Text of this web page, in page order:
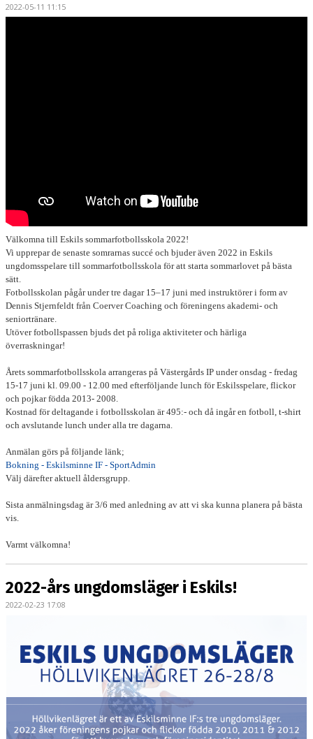
2022-05-11 11:15
Välkomna till Eskils sommarfotbollsskola 2022!
Vi upprepar de senaste somrarnas succé och bjuder även 2022 in Eskils
ungdomsspelare till sommarfotbollsskola för att starta sommarlovet på bästa
sätt.
Fotbollsskolan pågår under tre dagar 15–17 juni med instruktörer i form av
Dennis Stjernfeldt från Coerver Coaching och föreningens akademi- och
seniortränare.
Utöver fotbollspassen bjuds det på roliga aktiviteter och härliga
överraskningar!
Årets sommarfotbollsskola arrangeras på Västergårds IP under onsdag - fredag
15-17 juni kl. 09.00 - 12.00 med efterföljande lunch för Eskilsspelare, flickor
och pojkar födda 2013- 2008.
Kostnad för deltagande i fotbollsskolan är 495:- och då ingår en fotboll, t-shirt
och avslutande lunch under alla tre dagarna.
Anmälan görs på följande länk;
Bokning - Eskilsminne IF - SportAdmin
Välj därefter aktuell åldersgrupp.
Sista anmälningsdag är 3/6 med anledning av att vi ska kunna planera på bästa
vis.
Varmt välkomna!
2022-års ungdomsläger i Eskils!
2022-02-23 17:08